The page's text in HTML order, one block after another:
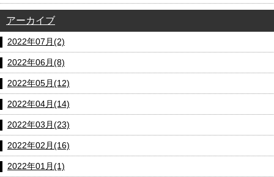
アーカイブ
2022年07月(2)
2022年06月(8)
2022年05月(12)
2022年04月(14)
2022年03月(23)
2022年02月(16)
2022年01月(1)